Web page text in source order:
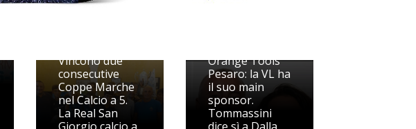
Vincono due
consecutive
Coppe Marche
nel Calcio a 5.
La Real San
Orange Tools
Pesaro: la VL ha
il suo main
sponsor.
Tommassini